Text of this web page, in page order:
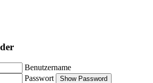
Benutzername
Passwort
Show Password